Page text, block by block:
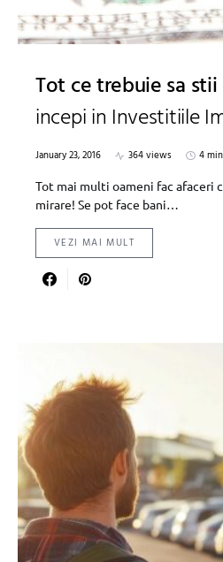
Tot ce trebuie sa
incepi in Investitiile
January 23, 2016 364 views
4
Tot mai multi oameni fac afaceri
mirare! Se pot face bani…
VEZI MAI MULT